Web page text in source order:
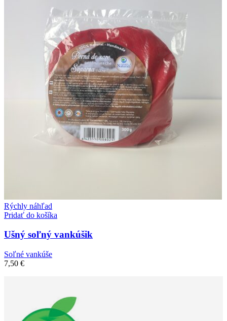
Rýchly náhľad
Pridať do košíka
Ušný soľný vankúšik
Soľné vankúše
7,50 €